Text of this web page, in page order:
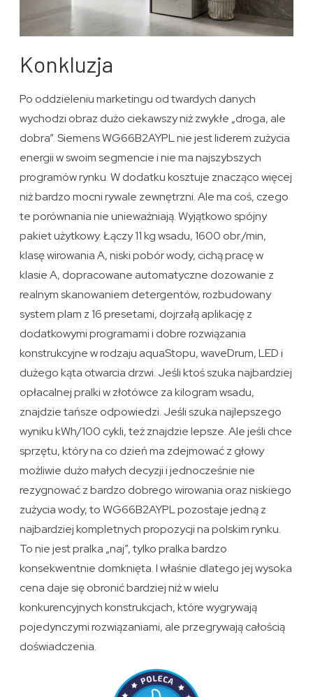
Konkluzja
Po oddzieleniu marketingu od twardych danych
wychodzi obraz dużo ciekawszy niż zwykłe „droga, ale
dobra”. Siemens WG66B2AYPL nie jest liderem zużycia
energii w swoim segmencie i nie ma najszybszych
programów rynku. W dodatku kosztuje znacząco więcej
niż bardzo mocni rywale zewnętrzni. Ale ma coś, czego
te porównania nie unieważniają. Wyjątkowo spójny
pakiet użytkowy. Łączy 11 kg wsadu, 1600 obr./min,
klasę wirowania A, niski pobór wody, cichą pracę w
klasie A, dopracowane automatyczne dozowanie z
realnym skanowaniem detergentów, rozbudowany
system plam z 16 presetami, dojrzałą aplikację z
dodatkowymi programami i dobre rozwiązania
konstrukcyjne w rodzaju aquaStopu, waveDrum, LED i
dużego kąta otwarcia drzwi. Jeśli ktoś szuka najbardziej
opłacalnej pralki w złotówce za kilogram wsadu,
znajdzie tańsze odpowiedzi. Jeśli szuka najlepszego
wyniku kWh/100 cykli, też znajdzie lepsze. Ale jeśli chce
sprzętu, który na co dzień ma zdejmować z głowy
możliwie dużo małych decyzji i jednocześnie nie
rezygnować z bardzo dobrego wirowania oraz niskiego
zużycia wody, to WG66B2AYPL pozostaje jedną z
najbardziej kompletnych propozycji na polskim rynku.
To nie jest pralka „naj”, tylko pralka bardzo
konsekwentnie domknięta. I właśnie dlatego jej wysoka
cena daje się obronić bardziej niż w wielu
konkurencyjnych konstrukcjach, które wygrywają
pojedynczymi rozwiązaniami, ale przegrywają całością
doświadczenia.